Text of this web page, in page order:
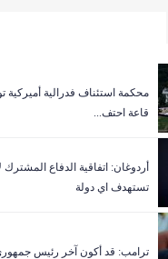
‏محكمة استئناف فدرالية أميركية
قاعة احتف...
أردوغان: اتفاقية الدفاع المشترك
تستهدف اي دولة
ترامب: قد أكون آخر رئيس